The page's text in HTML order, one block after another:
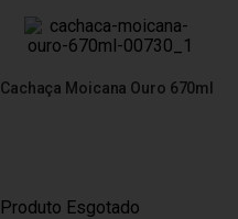
Cachaça Moicana Ouro 670ml
Produto Esgotado